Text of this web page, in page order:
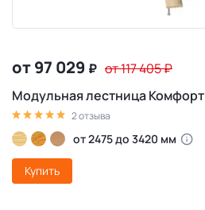
от 97 029 ₽ от 117 405₽
Модульная лестница Комфорт
2 отзыва
от 2475 до 3420 мм
Купить